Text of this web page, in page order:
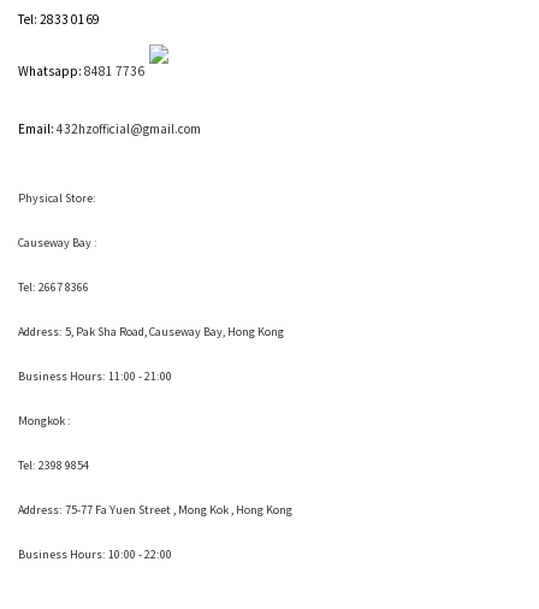
Tel: 2833 0169
Whatsapp: 8481 7736
Email: 432hzofficial@gmail.com
Physical Store:
Causeway Bay :
Tel: 2667 8366
Address: 5, Pak Sha Road, Causeway Bay, Hong Kong
Business Hours: 11:00 - 21:00
Mongkok :
Tel: 2398 9854
Address: 75-77 Fa Yuen Street , Mong Kok, Hong Kong
Business Hours: 10:00 - 22:00